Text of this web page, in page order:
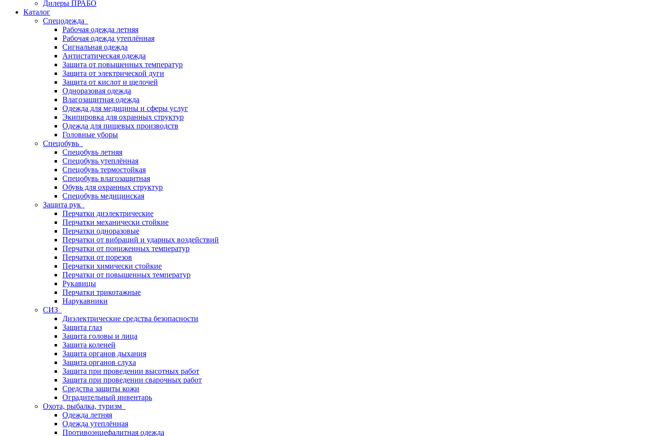
Дилеры ПРАБО
Каталог
Спецодежда
Рабочая одежда летняя
Рабочая одежда утеплённая
Сигнальная одежда
Антистатическая одежда
Защита от повышенных температур
Защита от электрической дуги
Защита от кислот и щелочей
Одноразовая одежда
Влагозащитная одежда
Одежда для медицины и сферы услуг
Экипировка для охранных структур
Одежда для пищевых производств
Головные уборы
Спецобувь
Спецобувь летняя
Спецобувь утеплённая
Спецобувь термостойкая
Спецобувь влагозащитная
Обувь для охранных структур
Спецобувь медицинская
Защита рук
Перчатки диэлектрические
Перчатки механически стойкие
Перчатки одноразовые
Перчатки от вибраций и ударных воздействий
Перчатки от пониженных температур
Перчатки от порезов
Перчатки химически стойкие
Перчатки от повышенных температур
Рукавицы
Перчатки трикотажные
Нарукавники
СИЗ
Диэлектрические средства безопасности
Защита глаз
Защита головы и лица
Защита коленей
Защита органов дыхания
Защита органов слуха
Защита при проведении высотных работ
Защита при проведении сварочных работ
Средства защиты кожи
Оградительный инвентарь
Охота, рыбалка, туризм
Одежда летняя
Одежда утеплённая
Противоэнцефалитная одежда